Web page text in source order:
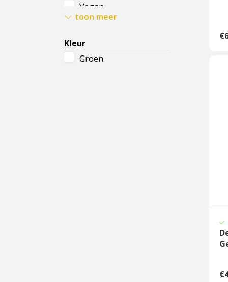
Vegan
Vrij van parabenen &
Natuurlijke zonnefilter
Parfum vrij
toon meer
Kleur
Groen